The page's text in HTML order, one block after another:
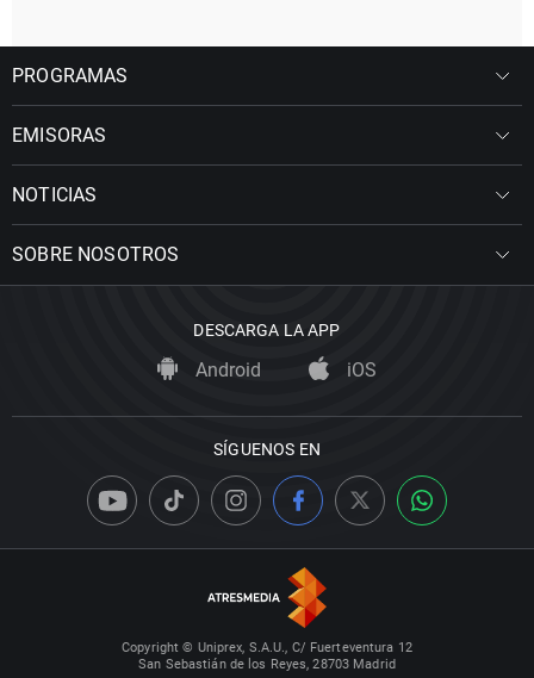
PROGRAMAS
EMISORAS
NOTICIAS
SOBRE NOSOTROS
DESCARGA LA APP
Android iOS
SÍGUENOS EN
Copyright © Uniprex, S.A.U., C/ Fuerteventura 12
San Sebastián de los Reyes, 28703 Madrid